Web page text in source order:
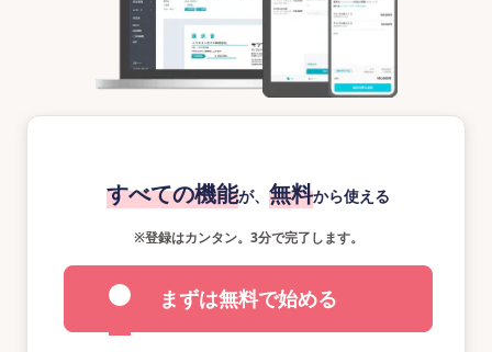
すべての機能が、 無料から使える
※登録はカンタン。3分で完了します。
まずは無料で始める